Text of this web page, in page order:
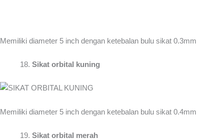
Memiliki diameter 5 inch dengan ketebalan bulu sikat 0.3mm
Sikat orbital kuning
Memiliki diameter 5 inch dengan ketebalan bulu sikat 0.4mm
Sikat orbital merah